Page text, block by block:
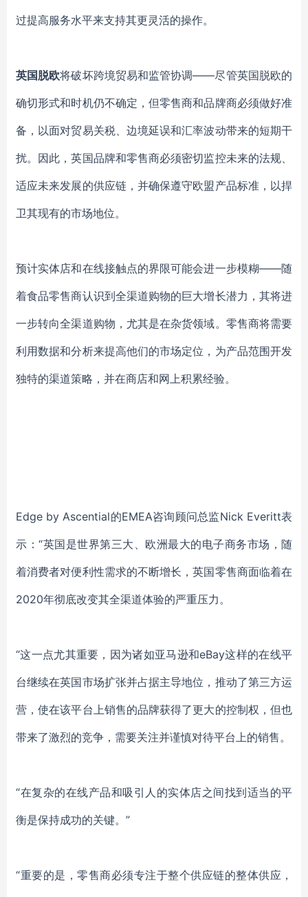
过提高服务水平来支持其更灵活的操作。
英国脱欧将破坏跨境贸易和监管协调——尽管英国脱欧的
确切形式和时机仍不确定，但零售商和品牌商必须做好准
备，以面对贸易关税、边境延误和汇率波动带来的短期干
扰。因此，英国品牌和零售商必须密切监控未来的法规、
适应未来发展的供应链，并确保遵守欧盟产品标准，以捍
卫其现有的市场地位。
预计实体店和在线接触点的界限可能会进一步模糊——随
着食品零售商认识到全渠道购物的巨大增长潜力，其将进
一步转向全渠道购物，尤其是在杂货领域。零售商将需要
利用数据和分析来提高他们的市场定位，为产品范围开发
独特的渠道策略，并在商店和网上积累经验。
Edge by Ascential的EMEA咨询顾问总监Nick Everitt表
示：“英国是世界第三大、欧洲最大的电子商务市场，随
着消费者对便利性需求的不断增长，英国零售商面临着在
2020年彻底改变其全渠道体验的严重压力。
“这一点尤其重要，因为诸如亚马逊和eBay这样的在线平
台继续在英国市场扩张并占据主导地位，推动了第三方运
营，使在该平台上销售的品牌获得了更大的控制权，但也
带来了激烈的竞争，需要关注并谨慎对待平台上的销售。
“在复杂的在线产品和吸引人的实体店之间找到适当的平
衡是保持成功的关键。”
“重要的是，零售商必须专注于整个供应链的整体供应，